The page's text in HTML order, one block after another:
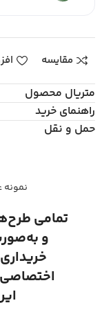
مقایسه
متریال محصول
راهنمای خرید
حمل و نقل
تمامی
و
اختصاصی